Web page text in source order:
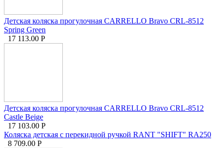
Детская коляска прогулочная CARRELLO Bravo CRL-8512
Spring Green
17 113.00 Р
Детская коляска прогулочная CARRELLO Bravo CRL-8512
Castle Beige
17 103.00 Р
Коляска детская с перекидной ручкой RANT "SHIFT" RA250
8 709.00 Р